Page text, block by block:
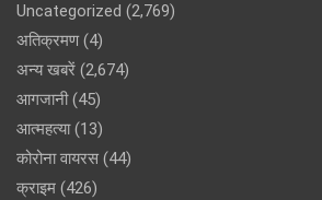
Uncategorized (2,769)
अतिक्रमण(4)
अन्य खबरें (2,674)
आगजानी(45)
आत्महत्या(13)
कोरोना वायरस (44)
क्राइम (426)